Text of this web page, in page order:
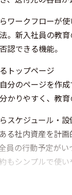
ークフローが使
。新入社員の教育
認できる機能。
トップページ
分のページを作成
かりやすく、教育
ケジュール・設
る社内資産を計画
員の行動予定がい
もシンプルで使い